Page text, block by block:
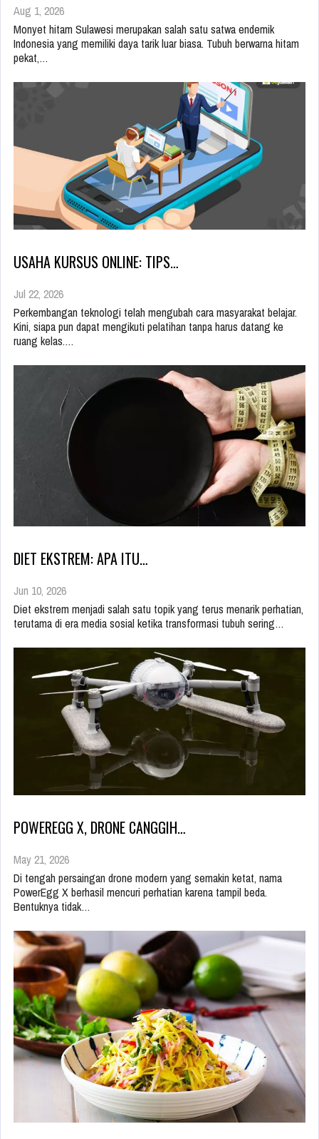
Aug 1, 2026
Monyet hitam Sulawesi merupakan salah satu satwa endemik
Indonesia yang memiliki daya tarik luar biasa. Tubuh berwarna hitam
pekat,…
USAHA KURSUS ONLINE: TIPS…
Jul 22, 2026
Perkembangan teknologi telah mengubah cara masyarakat belajar.
Kini, siapa pun dapat mengikuti pelatihan tanpa harus datang ke
ruang kelas.…
DIET EKSTREM: APA ITU…
Jun 10, 2026
Diet ekstrem menjadi salah satu topik yang terus menarik perhatian,
terutama di era media sosial ketika transformasi tubuh sering…
POWEREGG X, DRONE CANGGIH…
May 21, 2026
Di tengah persaingan drone modern yang semakin ketat, nama
PowerEgg X berhasil mencuri perhatian karena tampil beda.
Bentuknya tidak…